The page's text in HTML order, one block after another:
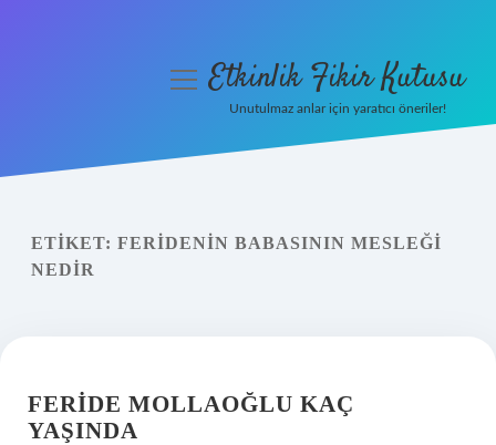
Yasal Uyarı
menüyüEtkinlik Fikir Kutusu
Unutulmaz anlar için yaratıcı öneriler!
ETIKET: FERIDENIN BABASININ MESLEĞI
NEDIR
FERIDE MOLLAOĞLU KAÇ
YAŞINDA